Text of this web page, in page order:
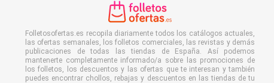
Folletosofertas.es recopila diariamente todos los catálogos actuales,
las ofertas semanales, los folletos comerciales, las revistas y demás
publicaciones de todas las tiendas de España. Así podemos
mantenerte completamente informado/a sobre las promociones de
los folletos, los descuentos y las ofertas que te interesan y también
puedes encontrar chollos, rebajas y descuentos en las tiendas de tu